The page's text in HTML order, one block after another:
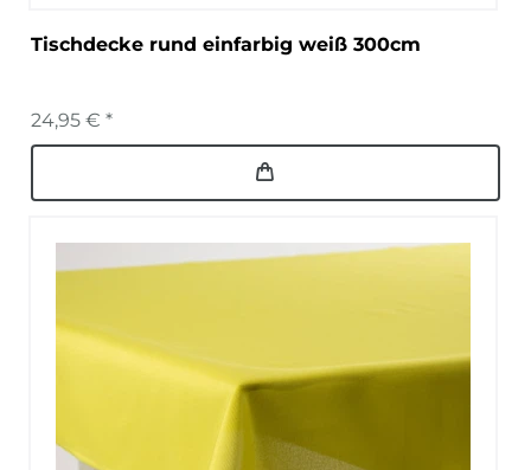
Tischdecke rund einfarbig weiß 300cm
24,95 € *